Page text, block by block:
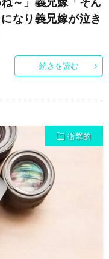
なり義兄嫁が泣き
続きを読む
衝撃的